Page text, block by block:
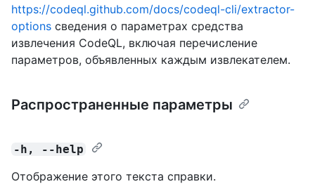
https://codeql.github.com/docs/codeql-cli/extractor-
options сведения о параметрах средства
извлечения CodeQL, включая перечисление
параметров, объявленных каждым извлекателем.
Распространенные параметры
-h, --help
Отображение этого текста справки.